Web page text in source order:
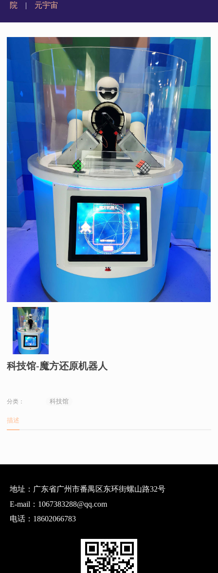
院 | 元宇宙
科技馆-魔方还原机器人
分类： 科技馆
描述
地址：广东省广州市番禺区东环街螺山路32号
E-mail：1067383288@qq.com
电话：18602066783